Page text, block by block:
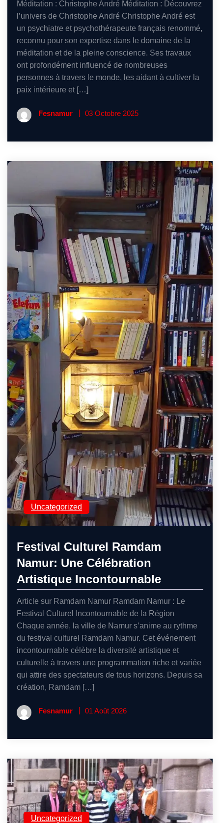
Méditation : Christophe André Méditation : Découvrez
l’univers de Christophe André Christophe André est
un psychiatre et psychothérapeute français renommé,
reconnu pour son expertise dans le domaine de la
méditation et de la pleine conscience. Ses travaux
ont profondément influencé de nombreuses
personnes à travers le monde, les aidant à cultiver la
paix intérieure et […]
Fesnamur 03 Octobre 2025
Uncategorized
Festival Culturel Ramdam
Namur: Une Célébration
Artistique Incontournable
Article sur Ramdam Namur Ramdam Namur : Le
Festival Culturel Incontournable de la Région
Chaque année, la ville de Namur s’anime au rythme
du festival culturel Ramdam Namur. Cet événement
incontournable célèbre la diversité artistique et
culturelle à travers une programmation riche et variée
qui attire des spectateurs de tous horizons. Depuis sa
création, Ramdam […]
Fesnamur 01 Août 2026
Uncategorized